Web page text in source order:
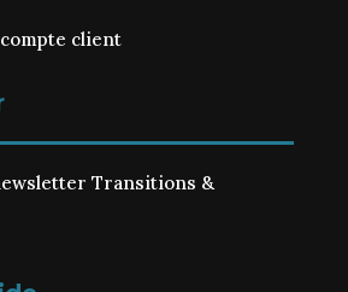
client
Transitions &